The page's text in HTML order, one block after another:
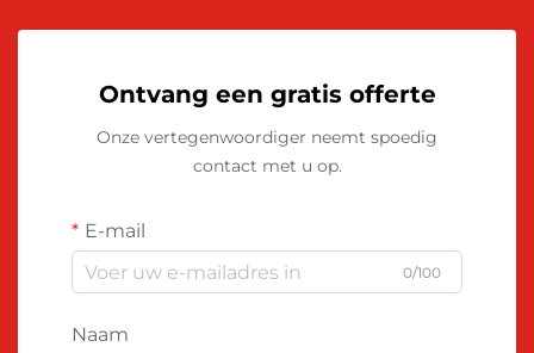
Ontvang een gratis offerte
Onze vertegenwoordiger neemt spoedig
contact met u op.
E-mail
0/100
Naam